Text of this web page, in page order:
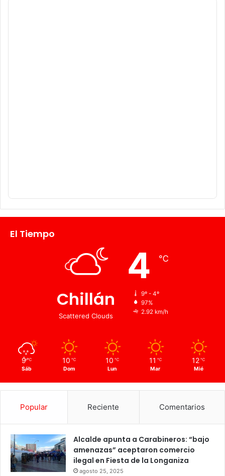
El Tiempo
Chillán
Scattered Clouds
4 ℃
9º - 4º
97%
2.92 km/h
9 ℃
Sáb
10 ℃
Dom
10 ℃
Lun
11 ℃
Mar
12 ℃
Mié
Popular Reciente Comentarios
Alcalde apunta a Carabineros: “bajo
amenazas” aceptaron comercio
ilegal en Fiesta de la Longaniza
agosto 25, 2025